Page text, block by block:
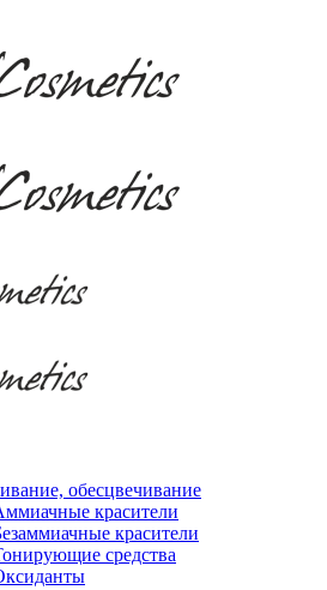
обесцвечивание
красители
красители
средства